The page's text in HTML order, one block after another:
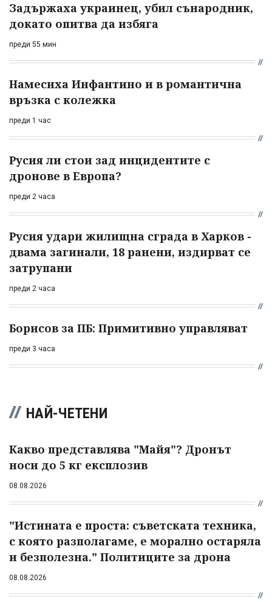
Задържаха украинец, убил сънародник,
докато опитва да избяга
преди 55 мин
Намесиха Инфантино и в романтична
връзка с колежка
преди 1 час
Русия ли стои зад инцидентите с
дронове в Европа?
преди 2 часа
Русия удари жилищна сграда в Харков -
двама загинали, 18 ранени, издирват се
затрупани
преди 2 часа
Борисов за ПБ: Примитивно управляват
преди 3 часа
НАЙ-ЧЕТЕНИ
Какво представлява "Майя"? Дронът
носи до 5 кг експлозив
08.08.2026
"Истината е проста: съветската техника,
с която разполагаме, е морално остаряла
и безполезна." Политиците за дрона
08.08.2026